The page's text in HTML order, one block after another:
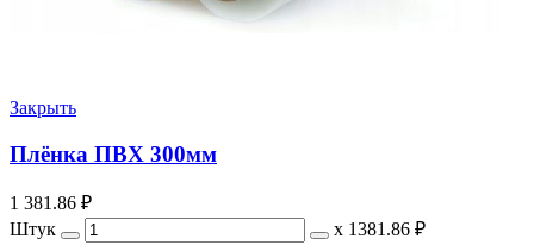
Закрыть
Плёнка ПВХ 300мм
1 381.86 ₽
Штук
х 1381.86 ₽